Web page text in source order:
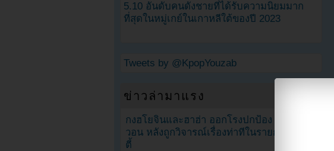
5.10 อันดับคนดังชายที่ได้รับความนิยมมาก
ที่สุดในหมู่เกย์ในเกาหลีใต้ของปี 2023
Tweets by @KpopYouzab
ข่าวล่ามาแรง
กงฮโยจินและฮาฮ่า ออกโรงปกป้อง จองจุน
วอน หลังถูกวิจารณ์เรื่องท่าทีในรายการวาไร
ตี้